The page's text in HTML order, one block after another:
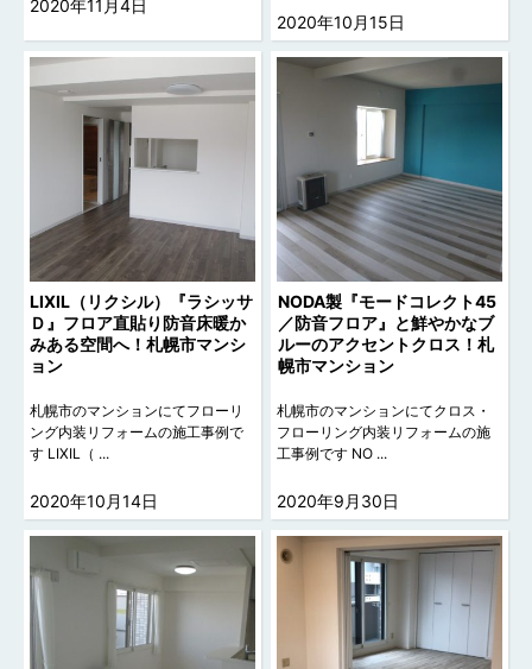
2020年11月4日
2020年10月15日
LIXIL（リクシル）『ラシッサ
Ｄ』フロア直貼り防音床暖か
みある空間へ！札幌市マンシ
ョン
札幌市のマンションにてフローリ
ング内装リフォームの施工事例で
す LIXIL（ ...
2020年10月14日
NODA製『モードコレクト45
／防音フロア』と鮮やかなブ
ルーのアクセントクロス！札
幌市マンション
札幌市のマンションにてクロス・
フローリング内装リフォームの施
工事例です NO ...
2020年9月30日